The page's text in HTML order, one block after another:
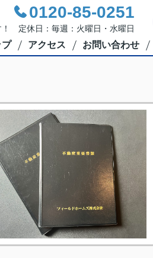
0120-85-0251
定休日：毎週：火曜日・水曜日
アクセス お問い合わせ